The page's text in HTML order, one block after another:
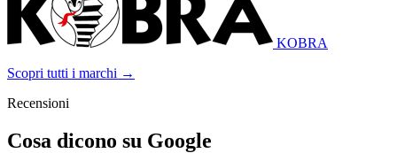
KOBRA
Scopri tutti i marchi →
Recensioni
Cosa dicono su Google